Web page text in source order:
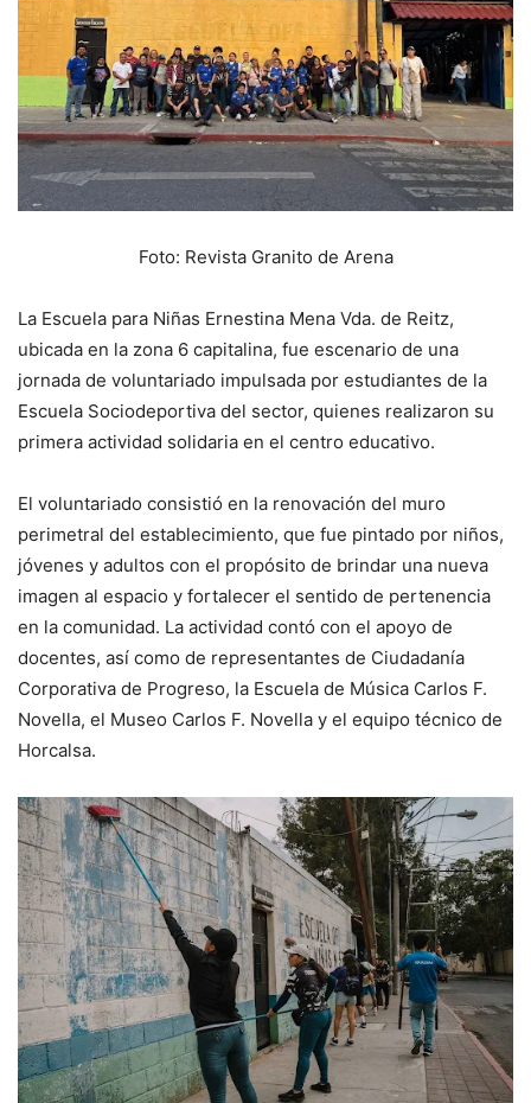
Foto: Revista Granito de Arena
La Escuela para Niñas Ernestina Mena Vda. de Reitz,
ubicada en la zona 6 capitalina, fue escenario de una
jornada de voluntariado impulsada por estudiantes de la
Escuela Sociodeportiva del sector, quienes realizaron su
primera actividad solidaria en el centro educativo.
El voluntariado consistió en la renovación del muro
perimetral del establecimiento, que fue pintado por niños,
jóvenes y adultos con el propósito de brindar una nueva
imagen al espacio y fortalecer el sentido de pertenencia
en la comunidad. La actividad contó con el apoyo de
docentes, así como de representantes de Ciudadanía
Corporativa de Progreso, la Escuela de Música Carlos F.
Novella, el Museo Carlos F. Novella y el equipo técnico de
Horcalsa.